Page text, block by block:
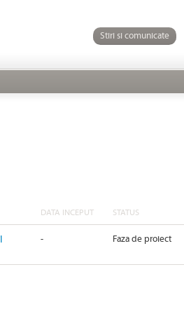
Stiri si comunicate
DATA INCEPUT STATUS
- Faza de proiect